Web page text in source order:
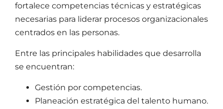
fortalece competencias técnicas y estratégicas
necesarias para liderar procesos organizacionales
centrados en las personas.
Entre las principales habilidades que desarrolla
se encuentran:
Gestión por competencias.
Planeación estratégica del talento humano.